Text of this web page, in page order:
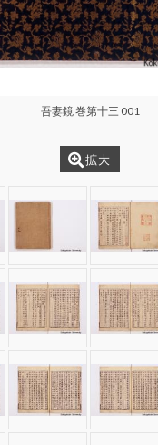
吾妻鏡 巻第十三 001
拡大